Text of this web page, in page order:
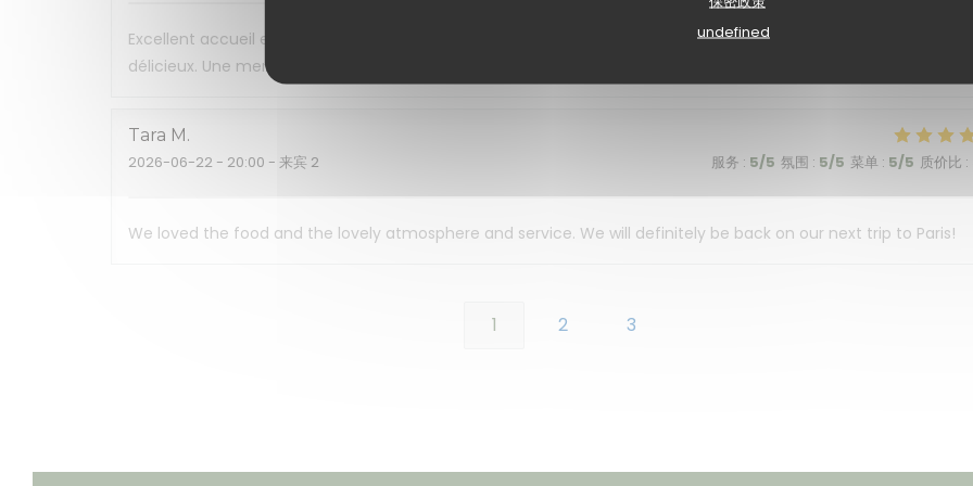
undefined
Excellent accueil et restaurant très agréable. La carte comporte une sélection variée et tous nos plats étaient
délicieux. Une mention spéciale pour le chou en dessert.
Tara M
2026-06-22 - 20:00 - 来宾 2 服务 : 5/5 氛围 : 5/5 菜单 : 5/5 质价比 :
We loved the food and the lovely atmosphere and service. We will definitely be back on our next trip to Paris!
1 2 3